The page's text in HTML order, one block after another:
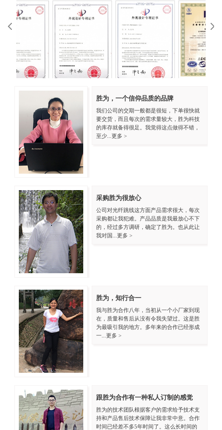
KVM外观专利 VGA外观专利
ISO9001中文
胜为，一个信仰品质的品牌
我们公司的交期一般都是很短，下单很快就
要交货，而且每次的需求量较大，胜为科技
的库存就备得很足。我觉得这点做得不错，
至少... 更多 >
采购胜为很放心
公司对光纤跳线这方面产品需求很大，每次
采购都让我犯难。产品品质是我最放心不下
的，经过多方调研，确定了胜为。也从此让
我对国...更多 >
胜为，知行合一
我与胜为合作八年，当初从一个小厂家到现
在，质量和售后从没有令我失望过。这是胜
为最吸引我的地方。多年来的合作已经形成
一... 更多 >
跟胜为合作有一种私人订制的感觉
胜为的技术团队根据客户的需求给予技术支
持和产品售后技术保障让我非常中意。合作
时间已经差不多5年时间了。这么长时间的